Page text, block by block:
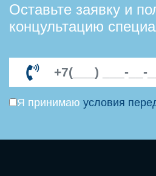
Оставьте заявку и
концультацию
Я принимаю условия